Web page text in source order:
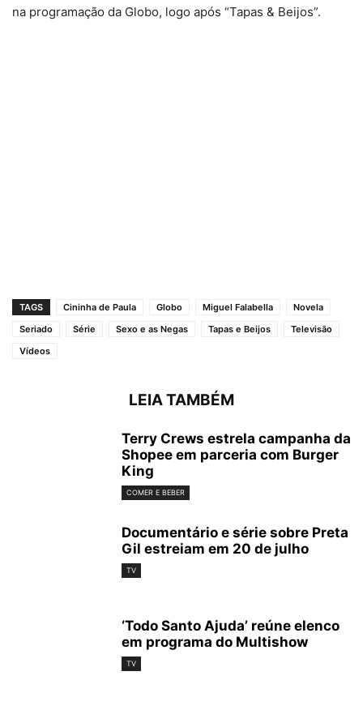
na programação da Globo, logo após “Tapas & Beijos”.
TAGS Cininha de Paula Globo Miguel Falabella
Novela
Seriado
Série Sexo e as Negas Tapas e Beijos
Televisão
Vídeos
LEIA TAMBÉM
Terry Crews estrela campanha da
Shopee em parceria com Burger
King
COMER E BEBER
Documentário e série sobre Preta
Gil estreiam em 20 de julho
TV
‘Todo Santo Ajuda’ reúne elenco
em programa do Multishow
TV